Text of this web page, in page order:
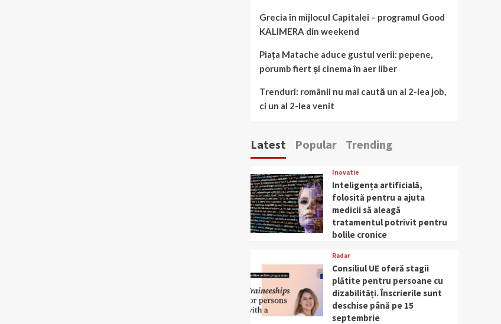
Grecia în mijlocul Capitalei – programul Good
KALIMERA din weekend
Piața Matache aduce gustul verii: pepene,
porumb fiert și cinema în aer liber
Trenduri: românii nu mai caută un al 2-lea job,
ci un al 2-lea venit
Latest Popular Trending
Inovatie
Inteligența artificială,
folosită pentru a ajuta
medicii să aleagă
tratamentul potrivit pentru
bolile cronice
Radar
Consiliul UE oferă stagii
plătite pentru persoane cu
dizabilități. Înscrierile sunt
deschise până pe 15
septembrie